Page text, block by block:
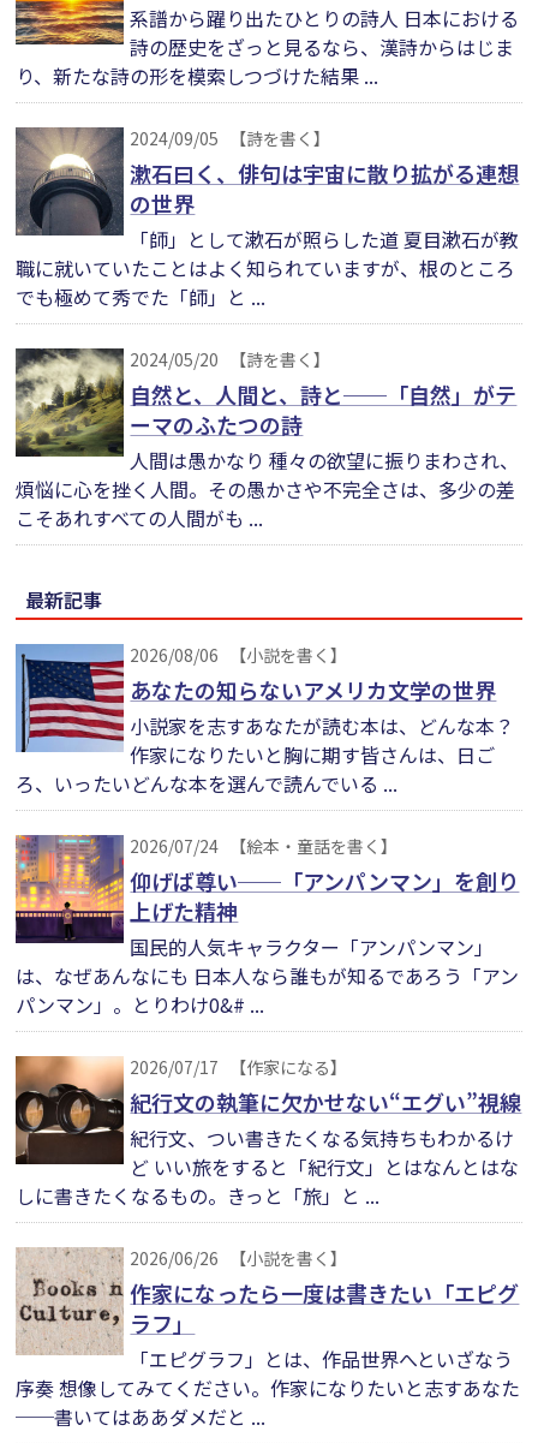
系譜から躍り出たひとりの詩人 日本における
詩の歴史をざっと見るなら、漢詩からはじま
り、新たな詩の形を模索しつづけた結果 ...
2024/09/05 【詩を書く】
漱石曰く、俳句は宇宙に散り拡がる連想
の世界
「師」として漱石が照らした道 夏目漱石が教
職に就いていたことはよく知られていますが、根のところ
でも極めて秀でた「師」と ...
2024/05/20 【詩を書く】
自然と、人間と、詩と──「自然」がテ
ーマのふたつの詩
人間は愚かなり 種々の欲望に振りまわされ、
煩悩に心を挫く人間。その愚かさや不完全さは、多少の差
こそあれすべての人間がも ...
最新記事
2026/08/06 【小説を書く】
あなたの知らないアメリカ文学の世界
小説家を志すあなたが読む本は、どんな本？
作家になりたいと胸に期す皆さんは、日ご
ろ、いったいどんな本を選んで読んでいる ...
2026/07/24 【絵本・童話を書く】
仰げば尊い──「アンパンマン」を創り
上げた精神
国民的人気キャラクター「アンパンマン」
は、なぜあんなにも 日本人なら誰もが知るであろう「アン
パンマン」。とりわけ0&# ...
2026/07/17 【作家になる】
紀行文の執筆に欠かせない“エグい”視線
紀行文、つい書きたくなる気持ちもわかるけ
ど いい旅をすると「紀行文」とはなんとはな
しに書きたくなるもの。きっと「旅」と ...
2026/06/26 【小説を書く】
作家になったら一度は書きたい「エピグ
ラフ」
「エピグラフ」とは、作品世界へといざなう
序奏 想像してみてください。作家になりたいと志すあなた
──書いてはああダメだと ...